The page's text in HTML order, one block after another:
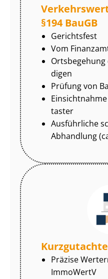
§194 BauGB
Gerichtsfest
Vom
di­gen
Prüfung von
tas­ter
Ausführliche
Abhandlung
Präzise
ImmoWertV